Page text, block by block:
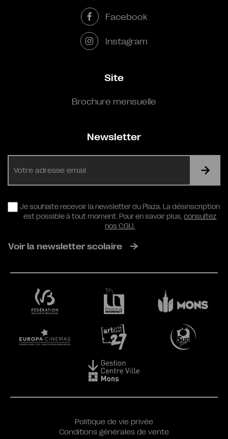
Facebook
Instagram
Site
Brochure mensuelle
Newsletter
RGPD
Je souhaite recevoir la newsletter du Plaza. La désinscription
est possible à tout moment. Pour en savoir plus,consultez
nos CGU.
Voir la newsletter scolaire
Politique de vie privée
Conditions générales de vente